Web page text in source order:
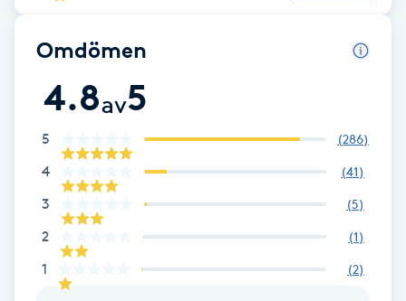
Brynfärgning
Brynplockning
Bröllopsuppsättning
Celluliter
Coachning
Color correction
Omdömen
4.8av5
5 (286)
4 (41)
3 (5)
2 (1)
1 (2)